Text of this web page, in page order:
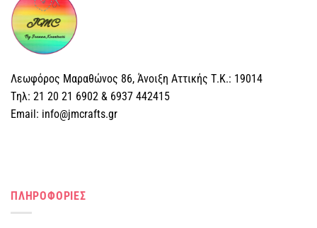
Λεωφόρος Μαραθώνος 86, Άνοιξη Αττικής Τ.Κ.: 19014
Tηλ: 21 20 21 6902 & 6937 442415
Email: info@jmcrafts.gr
ΠΛΗΡΟΦΟΡΙΕΣ